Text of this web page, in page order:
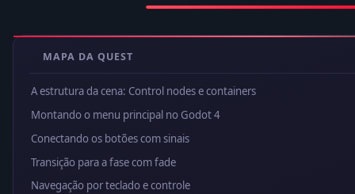
MAPA DA QUEST
A estrutura da cena: Control nodes e containers
Montando o menu principal no Godot 4
Conectando os botões com sinais
Transição para a fase com fade
Navegação por teclado e controle